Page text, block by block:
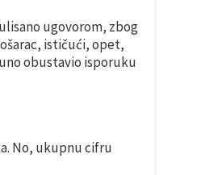
ugovorom, zbog
ističući, opet,
obustavio isporuku
No, ukupnu cifru